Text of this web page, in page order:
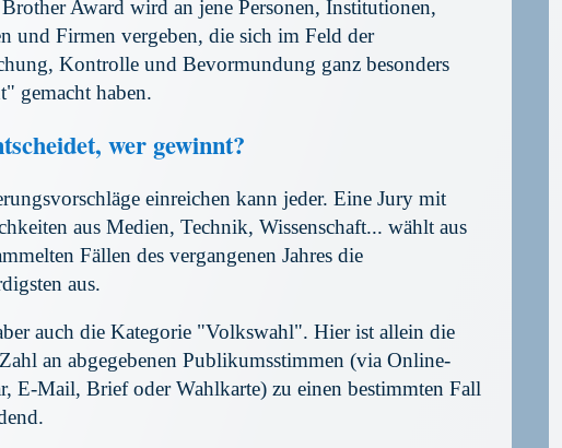
Award wird an jene Personen, Institutionen,
und Firmen vergeben, die sich im Feld der
Kontrolle und Bevormundung ganz besonders
gemacht haben.
wer gewinnt?
einreichen kann jeder. Eine Jury mit
aus Medien, Technik, Wissenschaft... wählt aus
Fällen des vergangenen Jahres die
aus.
auch die Kategorie "Volkswahl". Hier ist allein die
an abgegebenen Publikumsstimmen (via Online-
E-Mail, Brief oder Wahlkarte) zu einen bestimmten Fall